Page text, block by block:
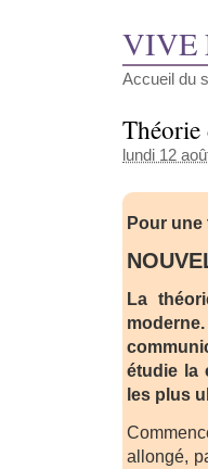
VIVE
Accueil du
Théorie
lundi 12
Pour une
La
étudie la
les plus
allongé,